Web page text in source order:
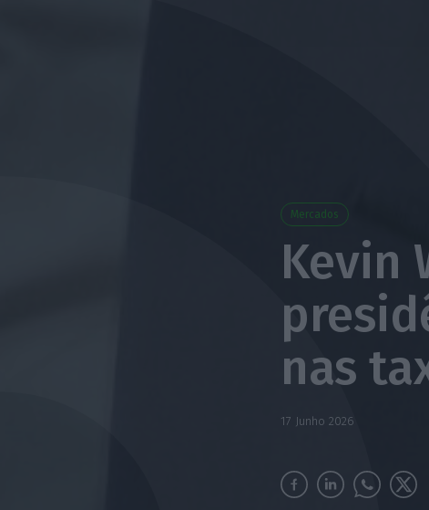
Mercados
Kevin
nas
17 Junho 2026